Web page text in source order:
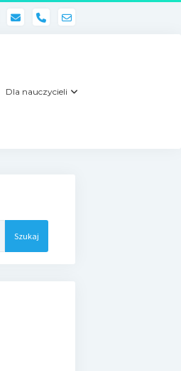
phone
Dla nauczycieli